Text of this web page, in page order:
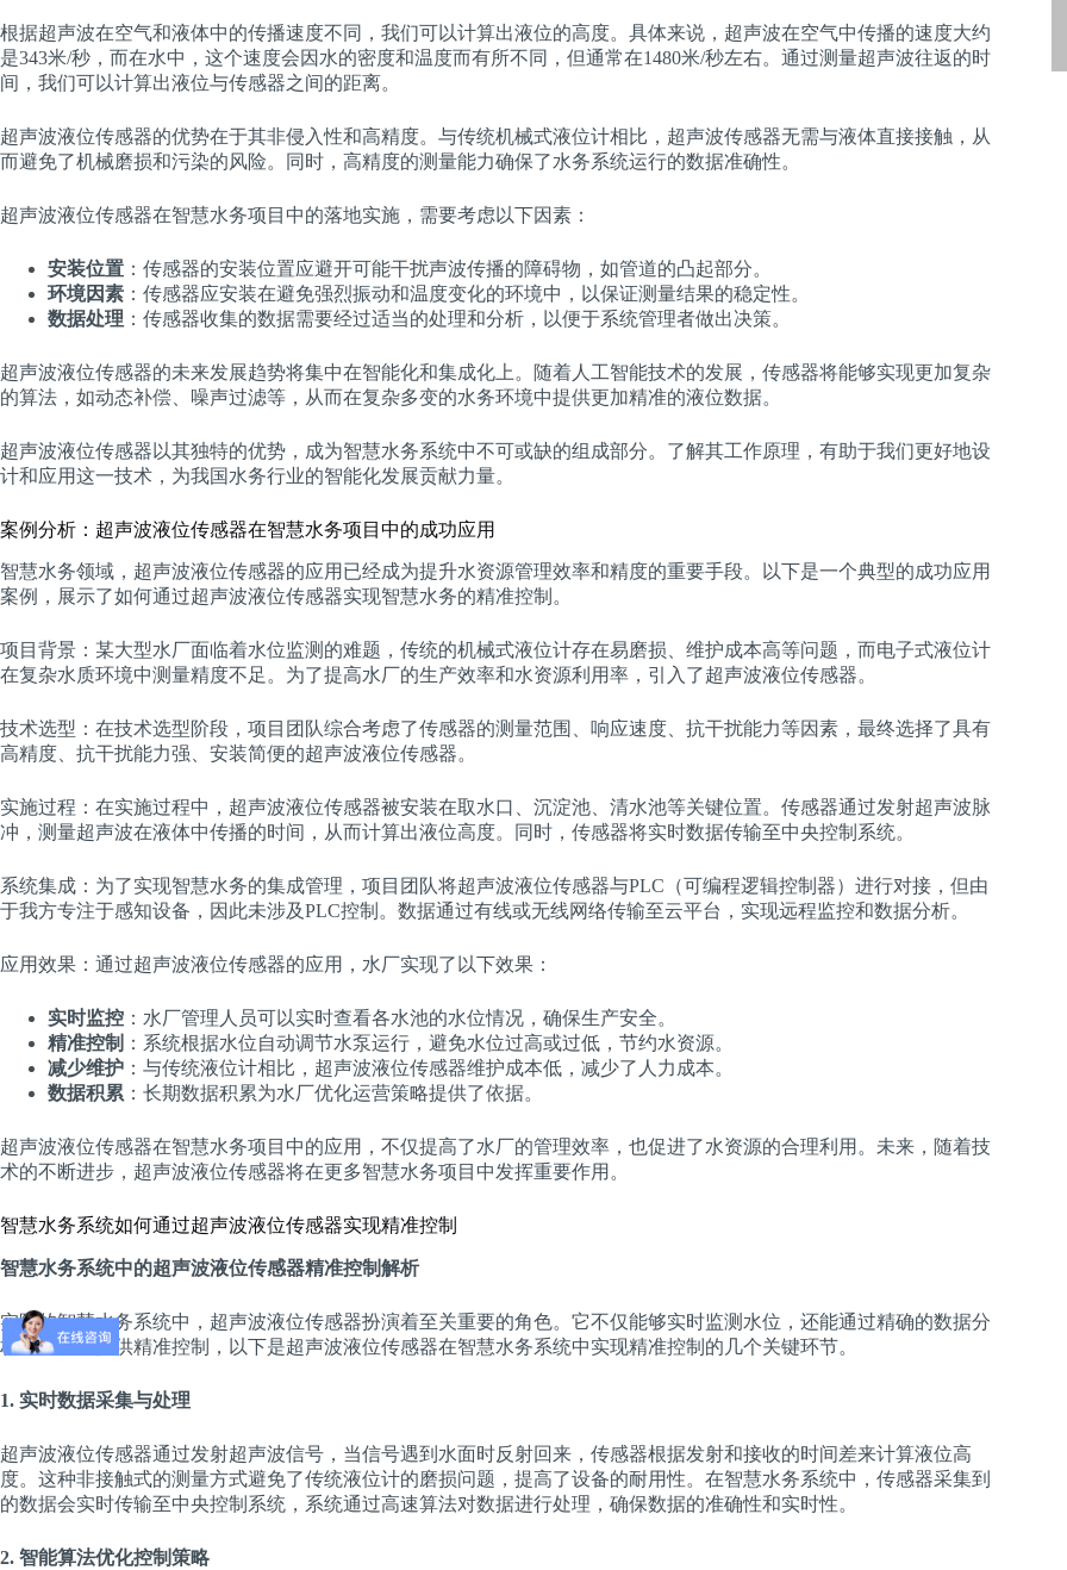
根据超声波在空气和液体中的传播速度不同，我们可以计算出液位的高度。具体来说，超声波在空气中传播的速度大约
是343米/秒，而在水中，这个速度会因水的密度和温度而有所不同，但通常在1480米/秒左右。通过测量超声波往返的时
间，我们可以计算出液位与传感器之间的距离。
超声波液位传感器的优势在于其非侵入性和高精度。与传统机械式液位计相比，超声波传感器无需与液体直接接触，从
而避免了机械磨损和污染的风险。同时，高精度的测量能力确保了水务系统运行的数据准确性。
超声波液位传感器在智慧水务项目中的落地实施，需要考虑以下因素：
安装位置 ：传感器的安装位置应避开可能干扰声波传播的障碍物，如管道的凸起部分。
环境因素 ：传感器应安装在避免强烈振动和温度变化的环境中，以保证测量结果的稳定性。
数据处理 ：传感器收集的数据需要经过适当的处理和分析，以便于系统管理者做出决策。
超声波液位传感器的未来发展趋势将集中在智能化和集成化上。随着人工智能技术的发展，传感器将能够实现更加复杂
的算法，如动态补偿、噪声过滤等，从而在复杂多变的水务环境中提供更加精准的液位数据。
超声波液位传感器以其独特的优势，成为智慧水务系统中不可或缺的组成部分。了解其工作原理，有助于我们更好地设
计和应用这一技术，为我国水务行业的智能化发展贡献力量。
案例分析：超声波液位传感器在智慧水务项目中的成功应用
智慧水务领域，超声波液位传感器的应用已经成为提升水资源管理效率和精度的重要手段。以下是一个典型的成功应用
案例，展示了如何通过超声波液位传感器实现智慧水务的精准控制。
项目背景：某大型水厂面临着水位监测的难题，传统的机械式液位计存在易磨损、维护成本高等问题，而电子式液位计
在复杂水质环境中测量精度不足。为了提高水厂的生产效率和水资源利用率，引入了超声波液位传感器。
技术选型：在技术选型阶段，项目团队综合考虑了传感器的测量范围、响应速度、抗干扰能力等因素，最终选择了具有
高精度、抗干扰能力强、安装简便的超声波液位传感器。
实施过程：在实施过程中，超声波液位传感器被安装在取水口、沉淀池、清水池等关键位置。传感器通过发射超声波脉
冲，测量超声波在液体中传播的时间，从而计算出液位高度。同时，传感器将实时数据传输至中央控制系统。
系统集成：为了实现智慧水务的集成管理，项目团队将超声波液位传感器与PLC（可编程逻辑控制器）进行对接，但由
于我方专注于感知设备，因此未涉及PLC控制。数据通过有线或无线网络传输至云平台，实现远程监控和数据分析。
应用效果：通过超声波液位传感器的应用，水厂实现了以下效果：
实时监控 ：水厂管理人员可以实时查看各水池的水位情况，确保生产安全。
精准控制 ：系统根据水位自动调节水泵运行，避免水位过高或过低，节约水资源。
减少维护 ：与传统液位计相比，超声波液位传感器维护成本低，减少了人力成本。
数据积累 ：长期数据积累为水厂优化运营策略提供了依据。
超声波液位传感器在智慧水务项目中的应用，不仅提高了水厂的管理效率，也促进了水资源的合理利用。未来，随着技
术的不断进步，超声波液位传感器将在更多智慧水务项目中发挥重要作用。
智慧水务系统如何通过超声波液位传感器实现精准控制
智慧水务系统中的超声波液位传感器精准控制解析
实际的智慧水务系统中，超声波液位传感器扮演着至关重要的角色。它不仅能够实时监测水位，还能通过精确的数据分
析，为系统提供精准控制，以下是超声波液位传感器在智慧水务系统中实现精准控制的几个关键环节。
1. 实时数据采集与处理
超声波液位传感器通过发射超声波信号，当信号遇到水面时反射回来，传感器根据发射和接收的时间差来计算液位高
度。这种非接触式的测量方式避免了传统液位计的磨损问题，提高了设备的耐用性。在智慧水务系统中，传感器采集到
的数据会实时传输至中央控制系统，系统通过高速算法对数据进行处理，确保数据的准确性和实时性。
2. 智能算法优化控制策略